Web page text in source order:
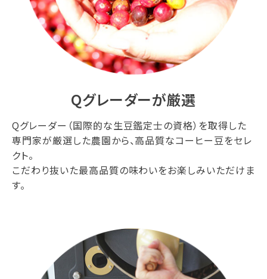
Qグレーダーが厳選
Qグレーダー（国際的な生豆鑑定士の資格）を取得した
専門家が厳選した農園から、高品質なコーヒー豆をセレ
クト。
こだわり抜いた最高品質の味わいをお楽しみいただけま
す。